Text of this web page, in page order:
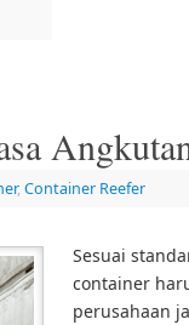
, Container Reefer
Sesuai
container
perusahaan